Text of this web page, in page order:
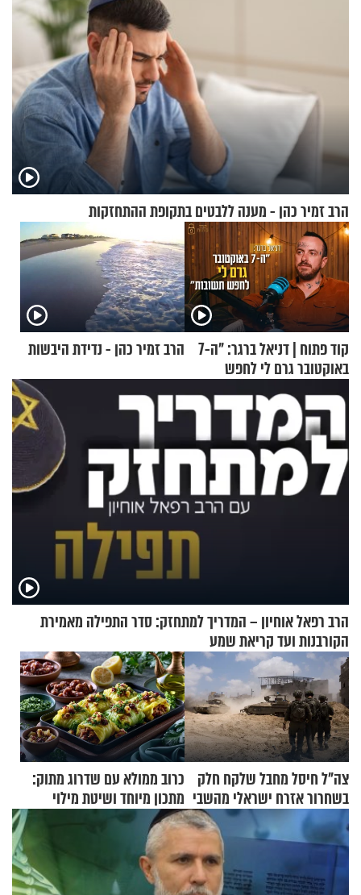
הרב זמיר כהן - מענה ללבטים בתקופת ההתחזקות
קוד פתוח | דניאל ברגר: "ה-7
באוקטובר גרם לי לחפש
הרב זמיר כהן - נדידת היבשות
הרב רפאל אוחיון – המדריך למתחזק: סדר התפילה מאמירת
הקורבנות ועד קריאת שמע
צה"ל חיסל מחבל שלקח חלק
בשחרור אזרח ישראלי מהשבי
כרוב ממולא עם שדרוג מתוק:
מתכון מיוחד ושיטת מילוי
שאתם חייבים לנסות